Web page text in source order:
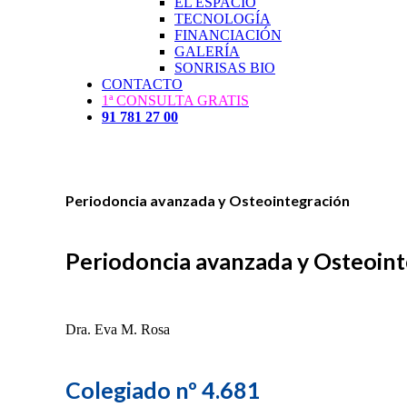
TECNOLOGÍA
FINANCIACIÓN
GALERÍA
SONRISAS BIO
CONTACTO
1ª CONSULTA GRATIS
91 781 27 00
Periodoncia avanzada y Osteointegración
Periodoncia avanzada y
Dra. Eva M. Rosa
Colegiado nº 4.681